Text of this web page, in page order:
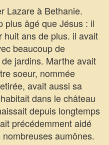
Lazare à Bethanie.
plus âgé que Jésus : il
huit ans de plus. il avait
beaucoup de
jardins. Marthe avait
soeur, nommée
avait aussi sa
dans le château
depuis longtemps
précédemment aidé
aumônes.